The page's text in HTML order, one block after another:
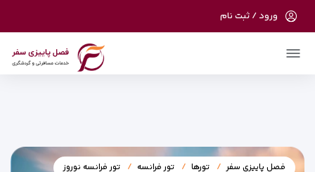
در حال حاضر ارتباط با سرور قطع می باشد لطفا
ورود / ثبت نام
فصل پاییزی سفر تورها تور فرانسه تور فرانسه نوروز